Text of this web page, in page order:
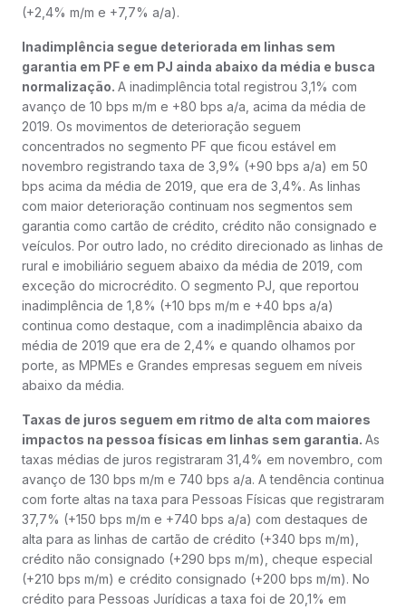
(+2,4% m/m e +7,7% a/a).
Inadimplência segue deteriorada em linhas sem
garantia em PF e em PJ ainda abaixo da média e busca
normalização. A inadimplência total registrou 3,1% com
avanço de 10 bps m/m e +80 bps a/a, acima da média de
2019. Os movimentos de deterioração seguem
concentrados no segmento PF que ficou estável em
novembro registrando taxa de 3,9% (+90 bps a/a) em 50
bps acima da média de 2019, que era de 3,4%. As linhas
com maior deterioração continuam nos segmentos sem
garantia como cartão de crédito, crédito não consignado e
veículos. Por outro lado, no crédito direcionado as linhas de
rural e imobiliário seguem abaixo da média de 2019, com
exceção do microcrédito. O segmento PJ, que reportou
inadimplência de 1,8% (+10 bps m/m e +40 bps a/a)
continua como destaque, com a inadimplência abaixo da
média de 2019 que era de 2,4% e quando olhamos por
porte, as MPMEs e Grandes empresas seguem em níveis
abaixo da média.
Taxas de juros seguem em ritmo de alta com maiores
impactos na pessoa físicas em linhas sem garantia. As
taxas médias de juros registraram 31,4% em novembro, com
avanço de 130 bps m/m e 740 bps a/a. A tendência continua
com forte altas na taxa para Pessoas Físicas que registraram
37,7% (+150 bps m/m e +740 bps a/a) com destaques de
alta para as linhas de cartão de crédito (+340 bps m/m),
crédito não consignado (+290 bps m/m), cheque especial
(+210 bps m/m) e crédito consignado (+200 bps m/m). No
crédito para Pessoas Jurídicas a taxa foi de 20,1% em